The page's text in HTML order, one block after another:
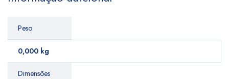
Peso
0,000 kg
Dimensões